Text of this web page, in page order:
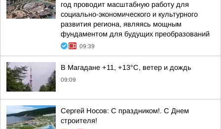
год проводит масштабную работу для
социально-экономического и культурного
развития региона, являясь мощным
фундаментом для будущих преобразований
09:39
В Магадане +11, +13°C, ветер и дождь
09:09
Сергей Носов: С праздником!. С Днем
строителя!